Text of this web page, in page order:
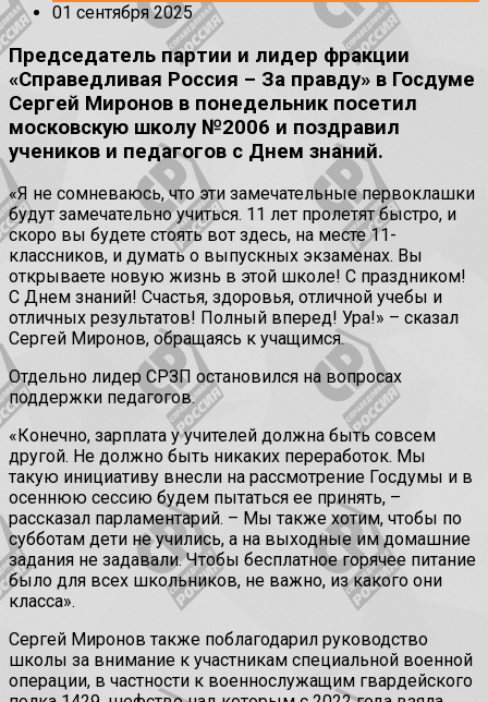
01 сентября 2025
Председатель партии и лидер фракции
«Справедливая Россия – За правду» в Госдуме
Сергей Миронов в понедельник посетил
московскую школу №2006 и поздравил
учеников и педагогов с Днем знаний.
«Я не сомневаюсь, что эти замечательные первоклашки
будут замечательно учиться. 11 лет пролетят быстро, и
скоро вы будете стоять вот здесь, на месте 11-
классников, и думать о выпускных экзаменах. Вы
открываете новую жизнь в этой школе! С праздником!
С Днем знаний! Счастья, здоровья, отличной учебы и
отличных результатов! Полный вперед! Ура!» – сказал
Сергей Миронов, обращаясь к учащимся.
Отдельно лидер СРЗП остановился на вопросах
поддержки педагогов.
«Конечно, зарплата у учителей должна быть совсем
другой. Не должно быть никаких переработок. Мы
такую инициативу внесли на рассмотрение Госдумы и в
осеннюю сессию будем пытаться ее принять, –
рассказал парламентарий. – Мы также хотим, чтобы по
субботам дети не учились, а на выходные им домашние
задания не задавали. Чтобы бесплатное горячее питание
было для всех школьников, не важно, из какого они
класса».
Сергей Миронов также поблагодарил руководство
школы за внимание к участникам специальной военной
операции, в частности к военнослужащим гвардейского